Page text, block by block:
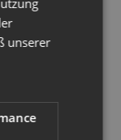
unserer